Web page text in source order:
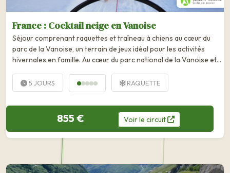
France : Cocktail neige en Vanoise
Séjour comprenant raquettes et traîneau à chiens au cœur du
parc de la Vanoise, un terrain de jeux idéal pour les activités
hivernales en famille. Au cœur du parc national de la Vanoise et
immense, ce séjour combine des sorties à...
5 JOURS RAQUETTE
855 € Voirle circuit